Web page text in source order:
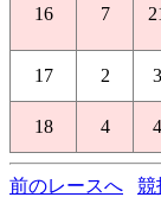
16 7
17 2
18 4
前のレースへ 競